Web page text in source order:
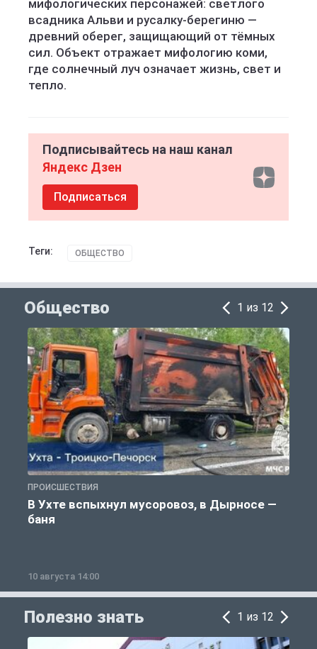
мифологических персонажей: светлого
всадника Альви и русалку-берегиню —
древний оберег, защищающий от тёмных
сил. Объект отражает мифологию коми,
где солнечный луч означает жизнь, свет и
тепло.
Подписывайтесь на наш канал
Яндекс Дзен
Подписаться
Теги: ОБЩЕСТВО
Общество 1 из 12
ПРОИСШЕСТВИЯ
В Ухте вспыхнул мусоровоз, в Дырносе —
баня
10 августа 14:00
Полезно знать 1 из 12